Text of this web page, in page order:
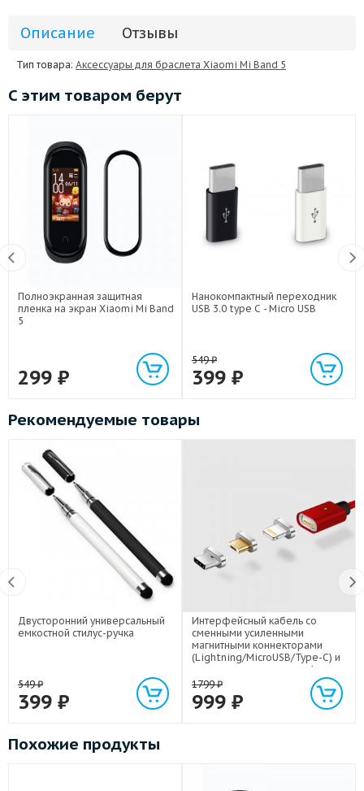
Описание Отзывы
Тип товара: Аксессуары для браслета Xiaomi Mi Band 5
С этим товаром берут
Полноэкранная защитная
пленка на экран Xiaomi Mi Band
5
299 ₽
Нанокомпактный переходник
USB 3.0 type C - Micro USB
549₽
399 ₽
Рекомендуемые товары
Двусторонний универсальный
емкостной стилус-ручка
549₽
399 ₽
Интерфейсный кабель со
сменными усиленными
магнитными коннекторами
(Lightning/MicroUSB/Type-C) и
световым индикатором 1м
1799₽
999 ₽
Похожие продукты